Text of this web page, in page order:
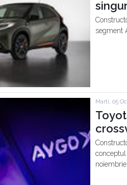
segment
Marti, 05